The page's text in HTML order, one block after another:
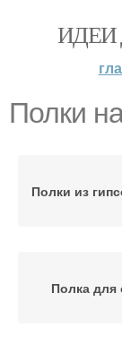
ИДЕИ
Полки
Полки из
Полка для